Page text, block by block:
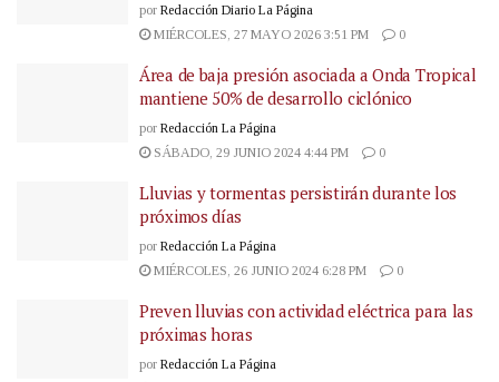
por Redacción Diario La Página
MIÉRCOLES, 27 MAYO 2026 3:51 PM
0
Área de baja presión asociada a Onda Tropical
mantiene 50% de desarrollo ciclónico
por Redacción La Página
SÁBADO, 29 JUNIO 2024 4:44 PM
0
Lluvias y tormentas persistirán durante los
próximos días
por Redacción La Página
MIÉRCOLES, 26 JUNIO 2024 6:28 PM
0
Preven lluvias con actividad eléctrica para las
próximas horas
por Redacción La Página